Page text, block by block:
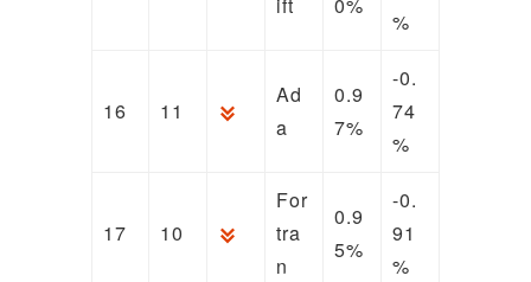
ift 0%
%
16 11
Ad
a
0.9
7%
-0.
74
%
17 10
For
tra
n
0.9
5%
-0.
91
%